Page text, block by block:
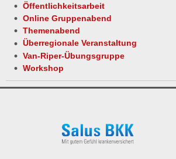
Öffentlichkeitsarbeit
Online Gruppenabend
Themenabend
Überregionale Veranstaltung
Van-Riper-Übungsgruppe
Workshop